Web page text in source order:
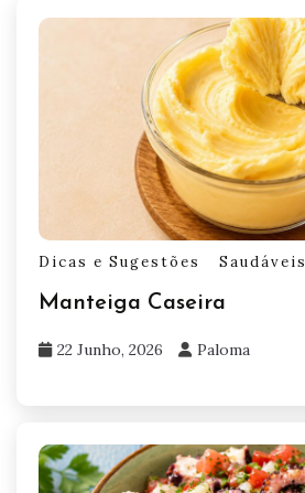
Dicas e Sugestões Saudáveis
Manteiga Caseira
22 Junho, 2026 Paloma